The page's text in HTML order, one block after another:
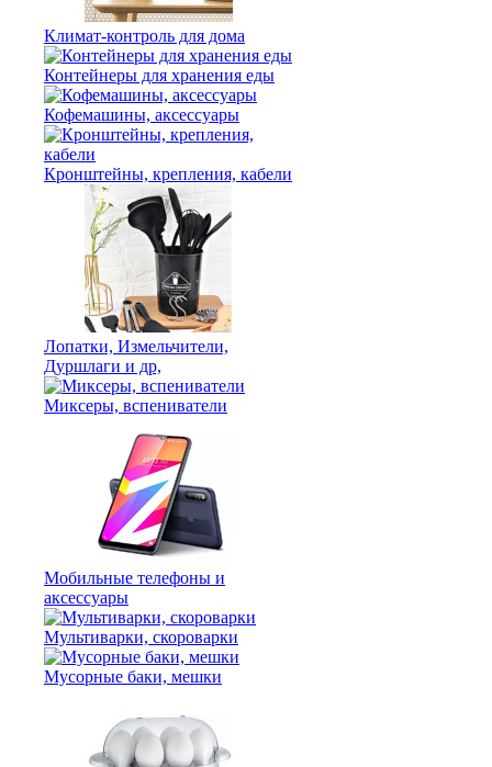
Климат-контроль для дома
Контейнеры для хранения еды
Кофемашины, аксессуары
Кронштейны, крепления, кабели
Лопатки, Измельчители,
Дуршлаги и др,
Миксеры, вспениватели
Мобильные телефоны и
аксессуары
Мультиварки, скороварки
Мусорные баки, мешки